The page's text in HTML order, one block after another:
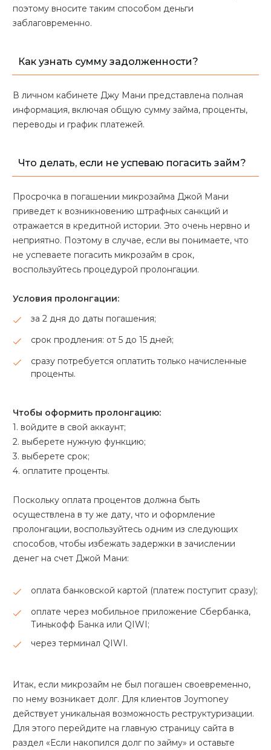
поэтому вносите таким способом деньги
заблаговременно.
Как узнать сумму задолженности?
В личном кабинете Джу Мани представлена полная
информация, включая общую сумму займа, проценты,
переводы и график платежей.
Что делать, если не успеваю погасить займ?
Просрочка в погашении микрозайма Джой Мани
приведет к возникновению штрафных санкций и
отражается в кредитной истории. Это очень нервно и
неприятно. Поэтому в случае, если вы понимаете, что
не успеваете погасить микрозайм в срок,
воспользуйтесь процедурой пролонгации.
Условия пролонгации:
за 2 дня до даты погашения;
срок продления: от 5 до 15 дней;
сразу потребуется оплатить только начисленные
проценты.
Чтобы оформить пролонгацию:
1. войдите в свой аккаунт;
2. выберете нужную функцию;
3. выберете срок;
4. оплатите проценты.
Поскольку оплата процентов должна быть
осуществлена в ту же дату, что и оформление
пролонгации, воспользуйтесь одним из следующих
способов, чтобы избежать задержки в зачислении
денег на счет Джой Мани:
оплата банковской картой (платеж поступит сразу);
оплате через мобильное приложение Сбербанка,
Тинькофф Банка или QIWI;
через терминал QIWI.
Итак, если микрозайм не был погашен своевременно,
по нему возникает долг. Для клиентов Joymoney
действует уникальная возможность реструктуризации.
Для этого перейдите на главную страницу сайта в
раздел «Если накопился долг по займу» и оставьте